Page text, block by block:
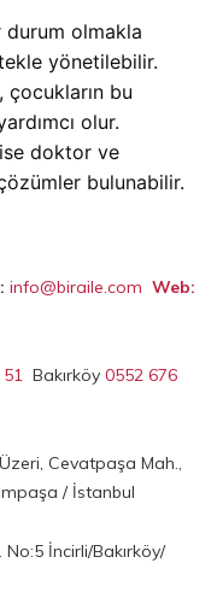
durum olmakla
yönetilebilir.
çocukların bu
olur.
doktor ve
bulunabilir.
info@biraile.com Web:
51 Bakırköy 0552 676
Cevatpaşa Mah.,
/ İstanbul
İncirli/Bakırköy/